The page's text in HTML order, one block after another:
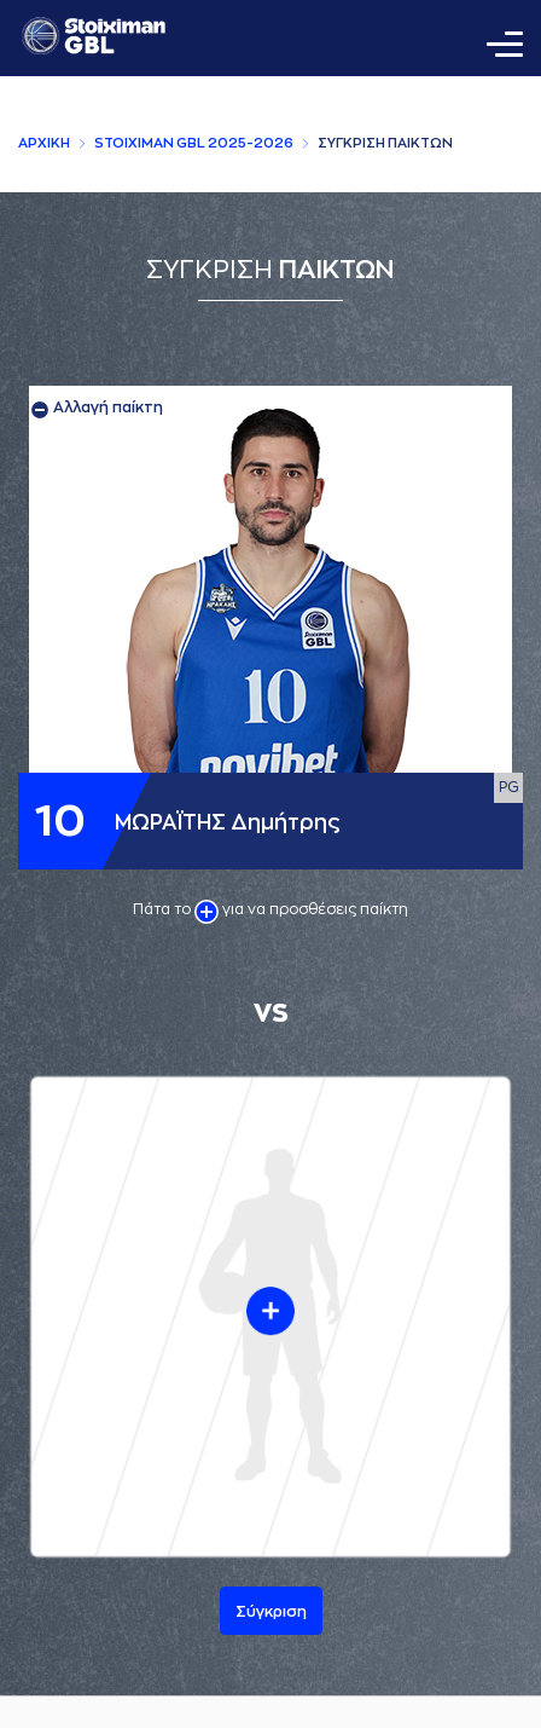
AΡΧΙΚΗ STOIXIMAN GBL 2025-2026 ΣΥΓΚΡΙΣΗ ΠAΙΚΤΩΝ
ΣΥΓΚΡΙΣΗ ΠΑΙΚΤΩΝ
10 ΜΩΡΑΪΤΗΣ Δημήτρης
PG
Αλλαγή παίκτη
Πάτα το για να προσθέσεις παίκτη
VS
Σύγκριση